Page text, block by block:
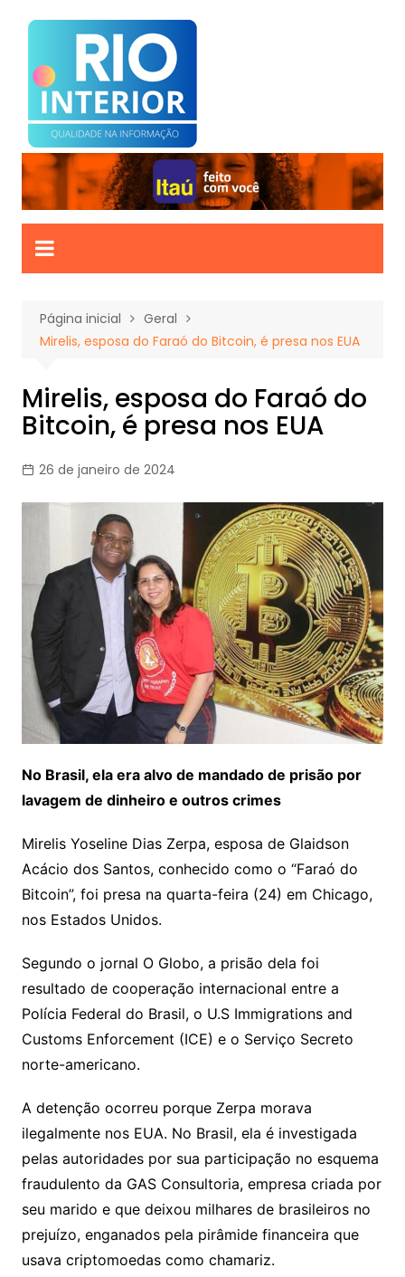
para
conteúdo
Página inicial
Geral
Mirelis, esposa do Faraó do Bitcoin, é presa nos EUA
Mirelis, esposa do Faraó do
Bitcoin, é presa nos EUA
26 de janeiro de 2024
No Brasil, ela era alvo de mandado de prisão por
lavagem de dinheiro e outros crimes
Mirelis Yoseline Dias Zerpa, esposa de Glaidson
Acácio dos Santos, conhecido como o “Faraó do
Bitcoin”, foi presa na quarta-feira (24) em Chicago,
nos Estados Unidos.
Segundo o jornal O Globo, a prisão dela foi
resultado de cooperação internacional entre a
Polícia Federal do Brasil, o U.S Immigrations and
Customs Enforcement (ICE) e o Serviço Secreto
norte-americano.
A detenção ocorreu porque Zerpa morava
ilegalmente nos EUA. No Brasil, ela é investigada
pelas autoridades por sua participação no esquema
fraudulento da GAS Consultoria, empresa criada por
seu marido e que deixou milhares de brasileiros no
prejuízo, enganados pela pirâmide financeira que
usava criptomoedas como chamariz.